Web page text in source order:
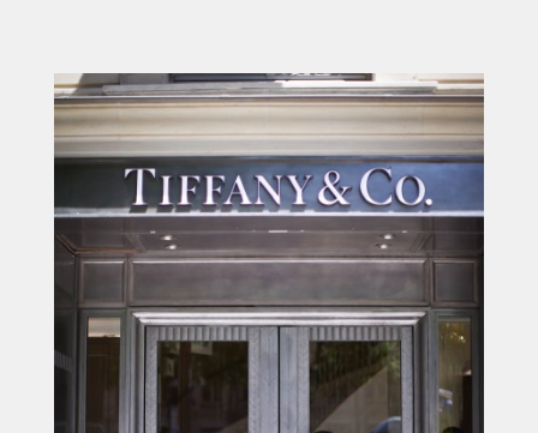
VOYAGES
LOOKBOOK
RECHERCHE
ARCHIVES